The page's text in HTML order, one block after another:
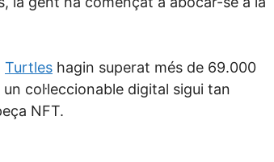
Turtles hagin superat més de 69.000
col·leccionable digital sigui tan
NFT.